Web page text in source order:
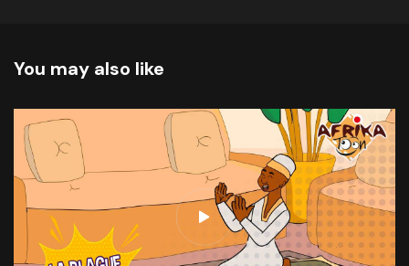
You may also like